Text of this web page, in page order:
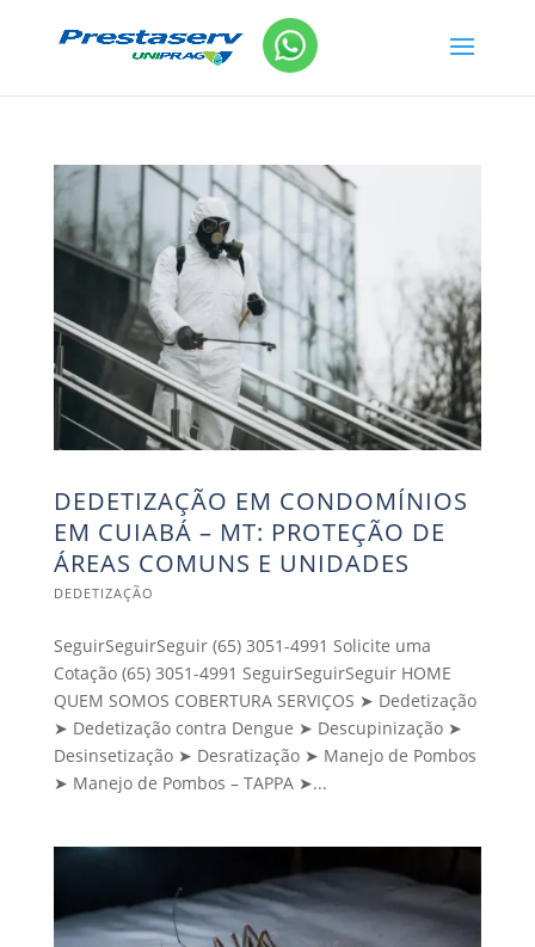
DEDETIZAÇÃO EM CONDOMÍNIOS
EM CUIABÁ – MT: PROTEÇÃO DE
ÁREAS COMUNS E UNIDADES
DEDETIZAÇÃO
SeguirSeguirSeguir (65) 3051-4991 Solicite uma
Cotação (65) 3051-4991 SeguirSeguirSeguir HOME
QUEM SOMOS COBERTURA SERVIÇOS ➤ Dedetização
➤ Dedetização contra Dengue ➤ Descupinização ➤
Desinsetização ➤ Desratização ➤ Manejo de Pombos
➤ Manejo de Pombos – TAPPA ➤...